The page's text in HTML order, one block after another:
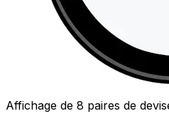
Affichage de 8 paires de